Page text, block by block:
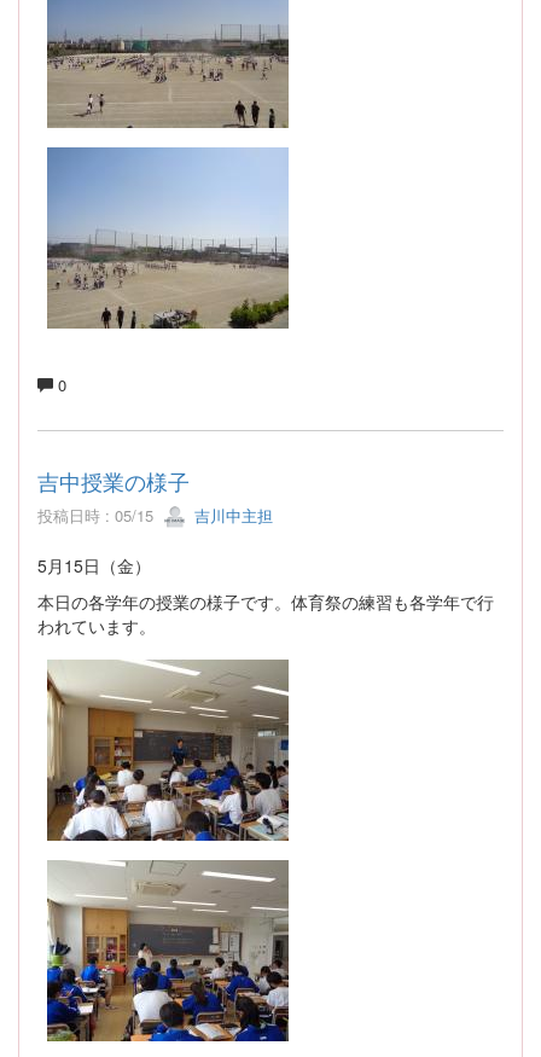
0
吉中授業の様子
投稿日時 : 05/15 吉川中主担
5月15日（金）
本日の各学年の授業の様子です。体育祭の練習も各学年で行
われています。